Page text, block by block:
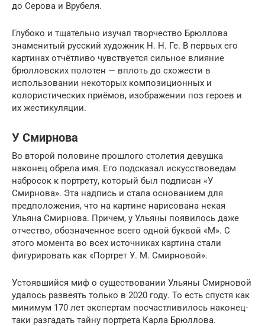
до Серова и Врубеля.
Глубоко и тщательно изучал творчество Брюллова
знаменитый русский художник Н. Н. Ге. В первых его
картинах отчётливо чувствуется сильное влияние
брюлловских полотен — вплоть до схожести в
использовании некоторых композиционных и
колористических приёмов, изображении поз героев и
их жестикуляции.
У Смирнова
Во второй половине прошлого столетия девушка
наконец обрела имя. Его подсказал искусствоведам
набросок к портрету, который был подписан «У
Смирнова». Эта надпись и стала основанием для
предположения, что на картине нарисована некая
Ульяна Смирнова. Причем, у Ульяны появилось даже
отчество, обозначенное всего одной буквой «М». С
этого момента во всех источниках картина стали
фигурировать как «Портрет У. М. Смирновой».
Устоявшийся миф о существовании Ульяны Смирновой
удалось развеять только в 2020 году. То есть спустя как
минимум 170 лет экспертам посчастливилось наконец-
таки разгадать тайну портрета Карла Брюллова.